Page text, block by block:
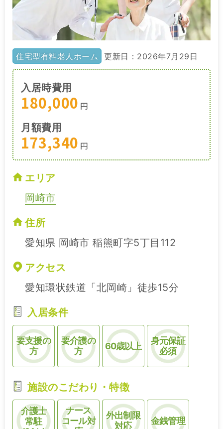
住宅型有料老人ホーム 更新日：2026年7月29日
入居時費用
180,000 円
月額費用
173,340 円
エリア
岡崎市
住所
愛知県 岡崎市 稲熊町字5丁目112
アクセス
愛知環状鉄道「北岡崎」徒歩15分
入居条件
要支援の
方
要介護の
方
60歳以上
身元保証
必須
施設のこだわり・特徴
介護士
常駐
ナース
コール対
外出制限
対応
金銭管理